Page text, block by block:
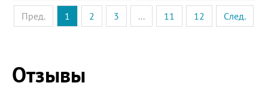
Пред. 1 2 3 ... 11 12 След.
Отзывы